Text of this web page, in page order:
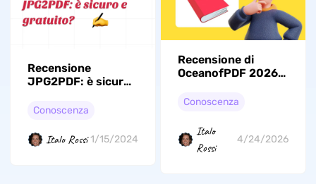
Recensione
JPG2PDF: è sicuro
Conoscenza
Italo Rossi 1/15/2024
Recensione di
OceanofPDF 2026:
Funziona Ancora?
Conoscenza
Italo
Rossi
4/24/2026